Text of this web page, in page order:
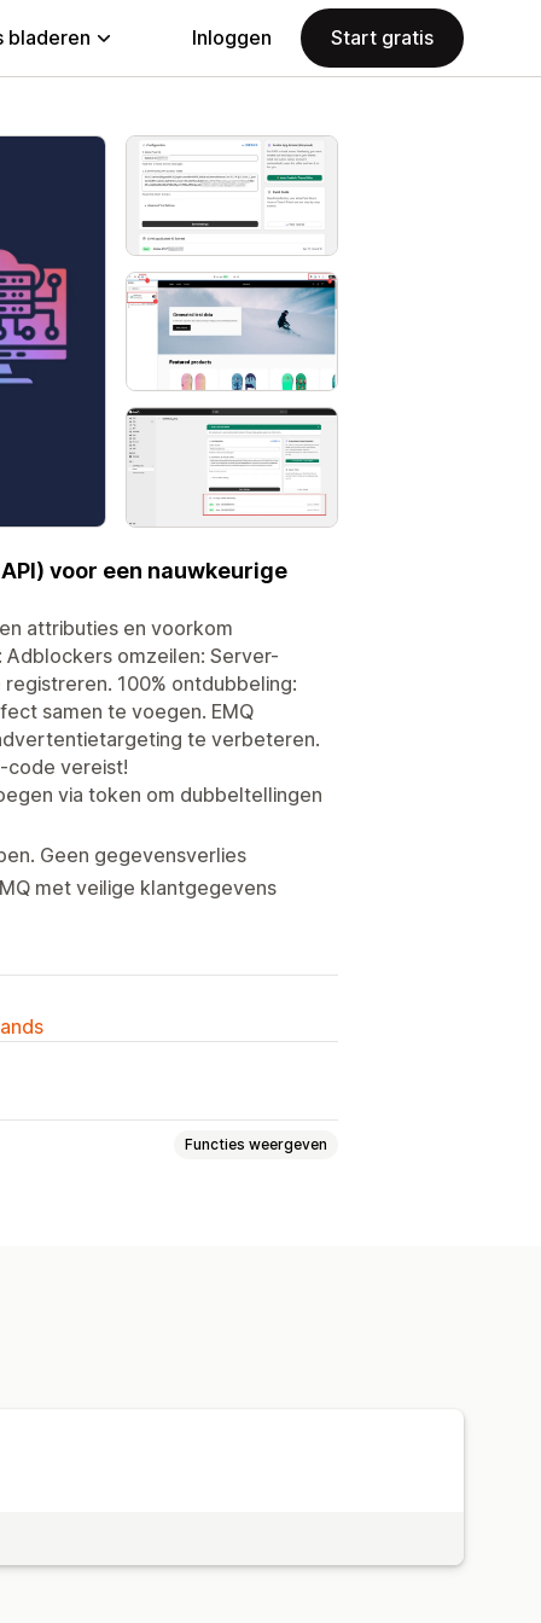
bladeren Inloggen Start gratis
voor een nauwkeurige
attributies en voorkom
omzeilen: Server-
100% ontdubbeling:
samen te voegen. EMQ
te verbeteren.
code vereist!
via token om dubbeltellingen
Geen gegevensverlies
met veilige klantgegevens
Functies weergeven